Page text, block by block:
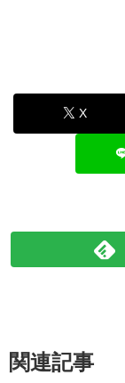
X
関連記事